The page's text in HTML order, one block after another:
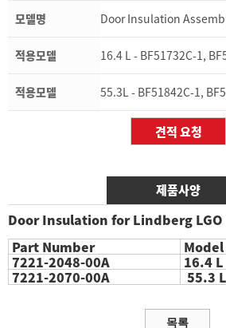
모델명 Door Insulation
적용모델 16.4 L - BF51732C-1,
적용모델 55.3L - BF51842C-1,
제품사양
Door Insulation for Lindberg LGO
Part Number
Model
7221-2048-00A 16.4 L
7221-2070-00A 55.3 L